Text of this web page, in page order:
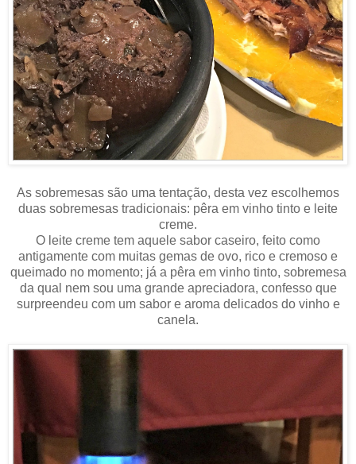
As sobremesas são uma tentação, desta vez escolhemos
duas sobremesas tradicionais: pêra em vinho tinto e leite
creme.
O leite creme tem aquele sabor caseiro, feito como
antigamente com muitas gemas de ovo, rico e cremoso e
queimado no momento; já a pêra em vinho tinto, sobremesa
da qual nem sou uma grande apreciadora, confesso que
surpreendeu com um sabor e aroma delicados do vinho e
canela.